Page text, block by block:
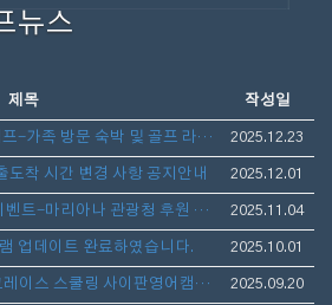
뉴스
제목 작성일
겨울방학 영어캠프 가족캠프-가족 방문 숙박 및 골프 라운딩 안내 2025.12.23
도착 시간 변경 사항 공지안내 2025.12.01
겨울방학 영어캠프 참가 이벤트-마리아나 관광청 후원 보스턴 가방 선물 증정 2025.11.04
업데이트 완료하였습니다. 2025.10.01
2026겨울캠프 PIC숙박, 그레이스 스쿨링 사이판영어캠프(아이만참가,부모동반)- 1월10일 출발 3주일정 모집 2025.09.20